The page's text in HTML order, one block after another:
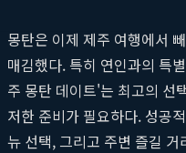
몽탄은 이제 제주 여행에서
매김했다. 특히 연인과의 특
주 몽탄 데이트'는 최고의 선
저한 준비가 필요하다. 성공
뉴 선택, 그리고 주변 즐길